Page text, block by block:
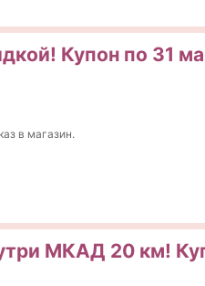
Купон по 31
в магазин.
МКАД 20 км!